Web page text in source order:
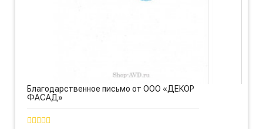
Благодарственное письмо от ООО «ДЕКОР
ФАСАД»